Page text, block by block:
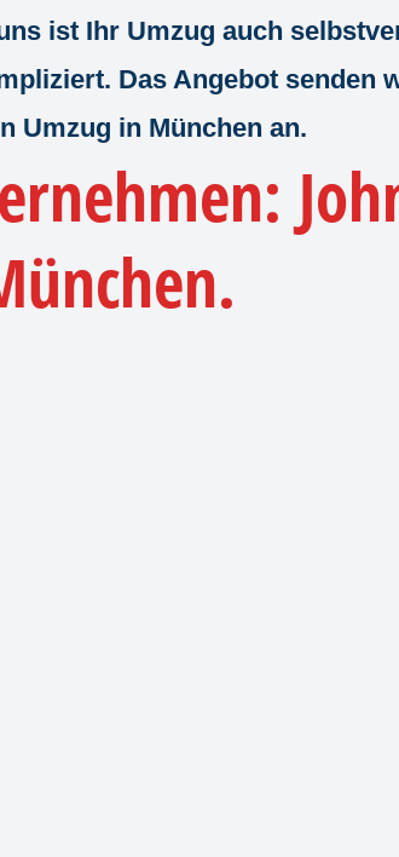
ist Ihr Umzug auch
Das Angebot senden
Umzug in München an.